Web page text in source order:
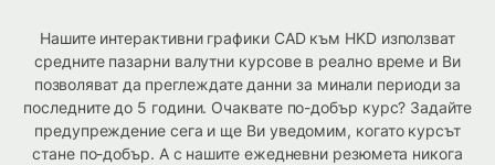
Нашите интерактивни графики CAD към HKD използват
средните пазарни валутни курсове в реално време и Ви
позволяват да преглеждате данни за минали периоди за
последните до 5 години. Очаквате по-добър курс? Задайте
предупреждение сега и ще Ви уведомим, когато курсът
стане по-добър. А с нашите ежедневни резюмета никога